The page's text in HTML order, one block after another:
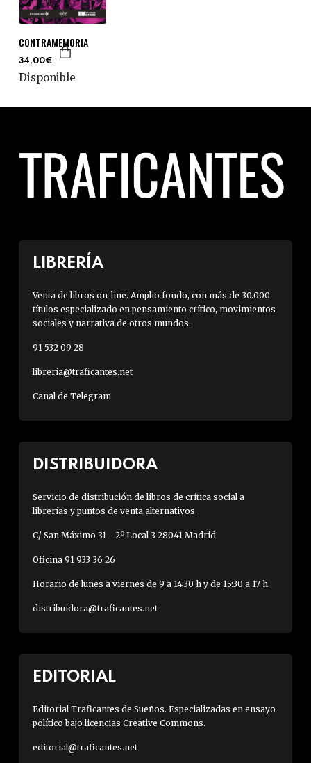
CONTRAMEMORIA
34,00€
Disponible
LIBRERÍA
Venta de libros on-line. Amplio fondo, con más de 30.000
títulos especializado en pensamiento crítico, movimientos
sociales y narrativa de otros mundos.
91 532 09 28
libreria@traficantes.net
Canal de Telegram
DISTRIBUIDORA
Servicio de distribución de libros de crítica social a
librerías y puntos de venta alternativos.
C/ San Máximo 31 - 2º Local 3 28041 Madrid
Oficina 91 933 36 26
Horario de lunes a viernes de 9 a 14:30 h y de 15:30 a 17 h
distribuidora@traficantes.net
EDITORIAL
Editorial Traficantes de Sueños. Especializadas en ensayo
político bajo licencias Creative Commons.
editorial@traficantes.net